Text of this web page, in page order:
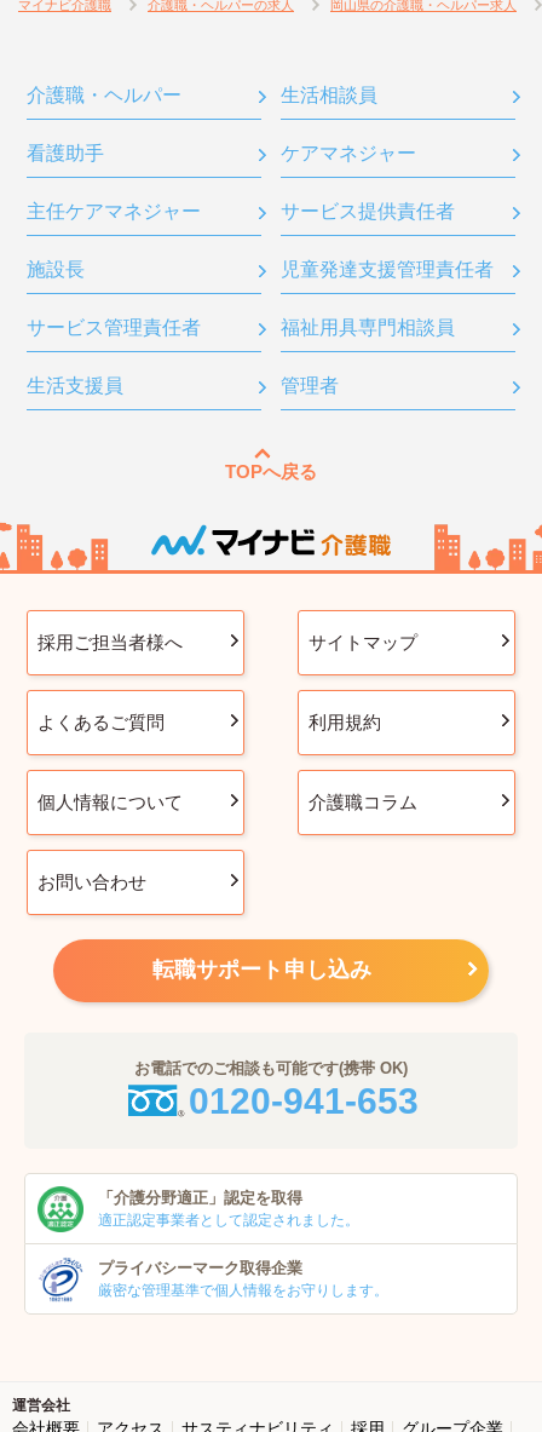
マイナビ介護職 介護職・ヘルパーの求人 岡山県の介護職・ヘルパー求人
介護職・ヘルパー 生活相談員
看護助手 ケアマネジャー
主任ケアマネジャー サービス提供責任者
施設長 児童発達支援管理責任者
サービス管理責任者 福祉用具専門相談員
生活支援員 管理者
TOPへ戻る
採用ご担当者様へ サイトマップ
よくあるご質問 利用規約
個人情報について 介護職コラム
お問い合わせ
転職サポート申し込み
お電話でのご相談も可能です(携帯 OK)
0120-941-653
「介護分野適正」 認定を取得
適正認定事業者として認定されました。
プライバシーマーク取得企業
厳密な管理基準で個人情報をお守りします。
運営会社